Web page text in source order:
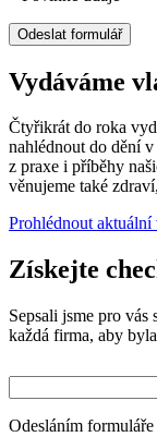
Odeslat formulář
Vydáváme
Čtyřikrát do roka
nahlédnout do dění
z praxe i příběhy
věnujeme také
Prohlédnout aktuální
Získejte
Sepsali jsme pro
každá firma, aby
Odesláním formuláře